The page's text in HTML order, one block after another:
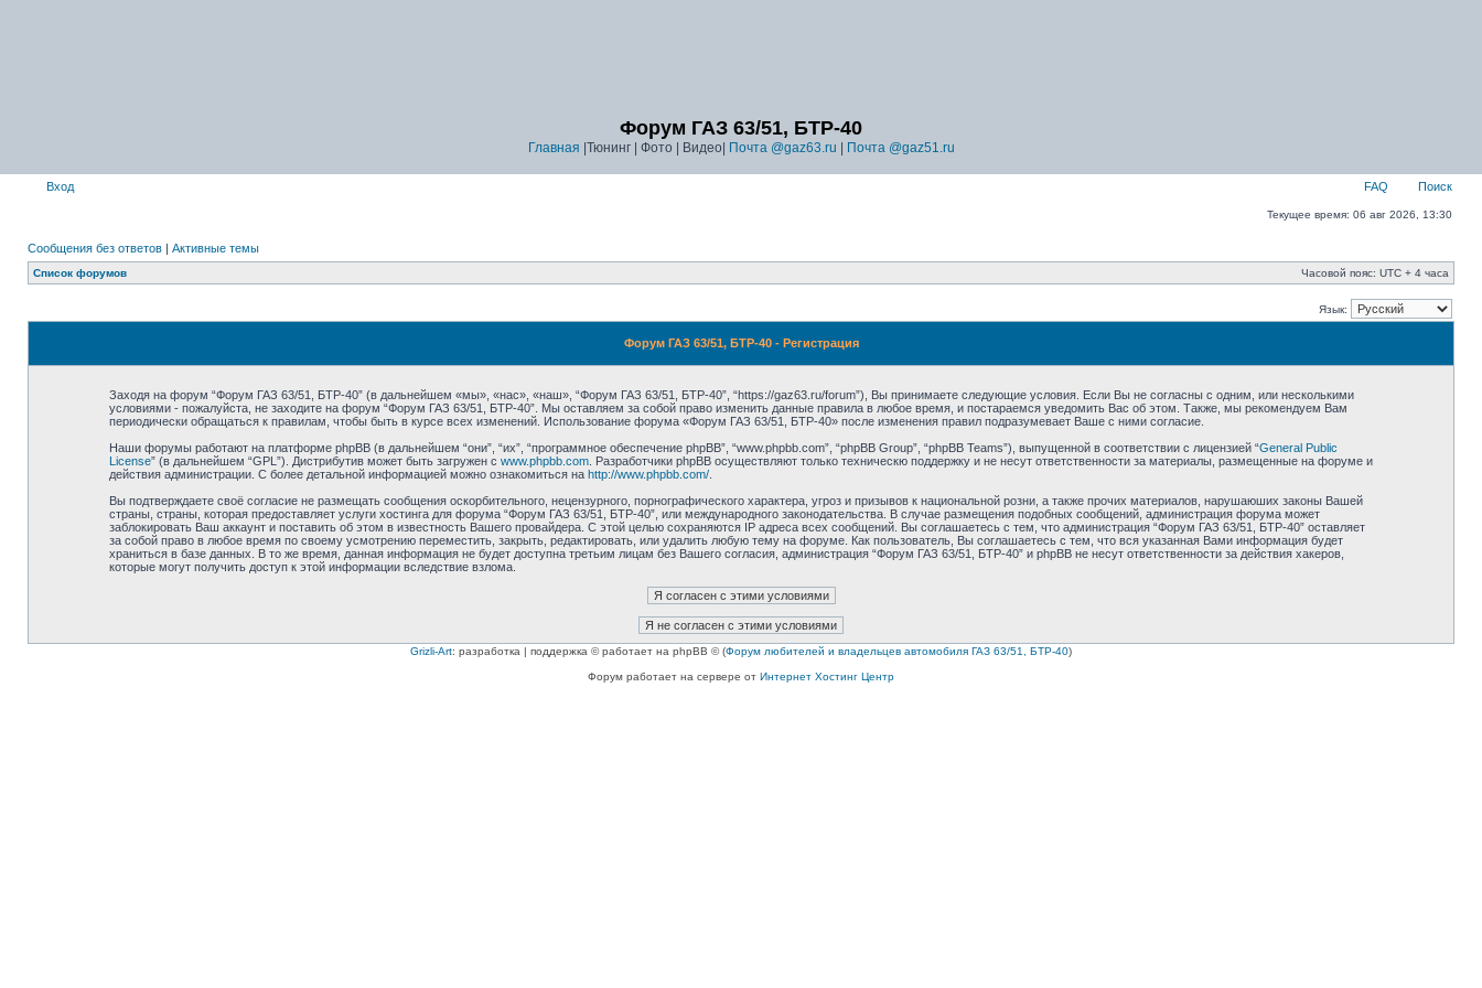
Форум ГАЗ 63/51, БТР-40
Главная |Тюнинг | Фото | Видео| Почта @gaz63.ru Почта @gaz51.ru
Вход FAQ Поиск
Текущее время: 06 авг 2026, 13:30
Сообщения без ответов | Активные темы
Список форумов Часовой пояс: UTC + 4 часа
Язык:
Форум ГАЗ 63/51, БТР-40 - Регистрация
Заходя на форум “Форум ГАЗ 63/51, БТР-40” (в дальнейшем «мы», «нас», «наш», “Форум ГАЗ 63/51, БТР-40”, “https://gaz63.ru/forum”), Вы принимаете следующие условия. Если Вы не согласны с одним, или несколькими
условиями - пожалуйста, не заходите на форум “Форум ГАЗ 63/51, БТР-40”. Мы оставляем за собой право изменить данные правила в любое время, и постараемся уведомить Вас об этом. Также, мы рекомендуем Вам
периодически обращаться к правилам, чтобы быть в курсе всех изменений. Использование форума «Форум ГАЗ 63/51, БТР-40» после изменения правил подразумевает Ваше с ними согласие.
Наши форумы работают на платформе phpBB (в дальнейшем “они”, “их”, “программное обеспечение phpBB”, “www.phpbb.com”, “phpBB Group”, “phpBB Teams”), выпущенной в соответствии с лицензией “General Public
License” (в дальнейшем “GPL”). Дистрибутив может быть загружен с www.phpbb.com. Разработчики phpBB осуществляют только техническю поддержку и не несут ответственности за материалы, размещенные на форуме и
действия администрации. С более детальной информацией можно ознакомиться на http://www.phpbb.com/.
Вы подтверждаете своё согласие не размещать сообщения оскорбительного, нецензурного, порнографического характера, угроз и призывов к национальной розни, а также прочих материалов, нарушаюших законы Вашей
страны, страны, которая предоставляет услуги хостинга для форума “Форум ГАЗ 63/51, БТР-40”, или международного законодательства. В случае размещения подобных сообщений, администрация форума может
заблокировать Ваш аккаунт и поставить об этом в известность Вашего провайдера. С этой целью сохраняются IP адреса всех сообщений. Вы соглашаетесь с тем, что администрация “Форум ГАЗ 63/51, БТР-40” оставляет
за собой право в любое время по своему усмотрению переместить, закрыть, редактировать, или удалить любую тему на форуме. Как пользователь, Вы соглашаетесь с тем, что вся указанная Вами информация будет
храниться в базе данных. В то же время, данная информация не будет доступна третьим лицам без Вашего согласия, администрация “Форум ГАЗ 63/51, БТР-40” и phpBB не несут ответственности за действия хакеров,
которые могут получить доступ к этой информации вследствие взлома.
Grizli-Art: разработка | поддержка © работает на phpBB © (Форум любителей и владельцев автомобиля ГАЗ 63/51, БТР-40)
Форум работает на сервере от Интернет Хостинг Центр